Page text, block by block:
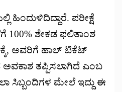
ಹಿಂದುಳಿದಿದ್ದಾರೆ. ಪರೀಕ್ಷೆ
100% ಶೇಕಡ ಫಲಿತಾಂಶ
ಅವರಿಗೆ ಹಾಲ್ ಟಿಕೆಟ್
ತಪ್ಪಿಸಲಾಗಿದೆ ಎಂಬ
ಸಿಬ್ಬಂದಿಗಳ ಮೇಲೆ ಇದ್ದು ಈ